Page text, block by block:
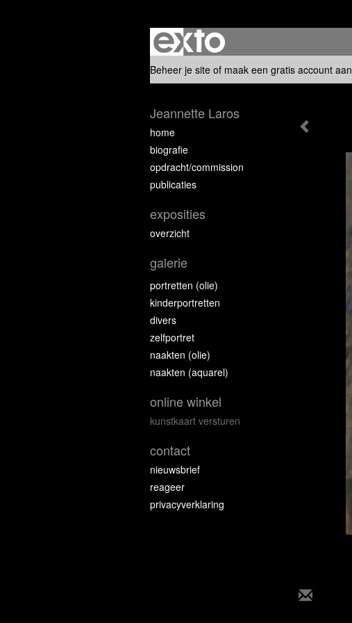
Beheer je site of maak een gratis account aan
Jeannette Laros
home
biografie
opdracht/commission
publicaties
exposities
overzicht
galerie
portretten (olie)
kinderportretten
divers
zelfportret
naakten (olie)
naakten (aquarel)
online winkel
kunstkaart versturen
contact
nieuwsbrief
reageer
privacyverklaring